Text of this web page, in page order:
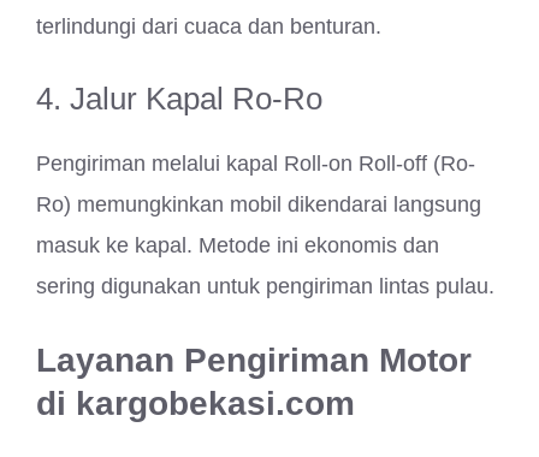
terlindungi dari cuaca dan benturan.
4. Jalur Kapal Ro-Ro
Pengiriman melalui kapal Roll-on Roll-off (Ro-
Ro) memungkinkan mobil dikendarai langsung
masuk ke kapal. Metode ini ekonomis dan
sering digunakan untuk pengiriman lintas pulau.
Layanan Pengiriman Motor
di kargobekasi.com